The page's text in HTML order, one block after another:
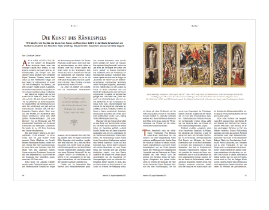
Ende
der
Bildgalerie
springen
Anfang
der
Bildgalerie
springen